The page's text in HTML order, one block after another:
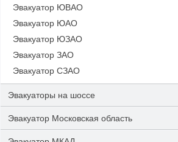
Эвакуатор ЮВАО
Эвакуатор ЮАО
Эвакуатор ЮЗАО
Эвакуатор ЗАО
Эвакуатор СЗАО
Эвакуаторы на шоссе
Эвакуатор Московская область